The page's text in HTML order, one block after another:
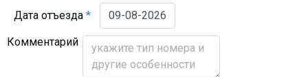
Дата отъезда*
Комментарий